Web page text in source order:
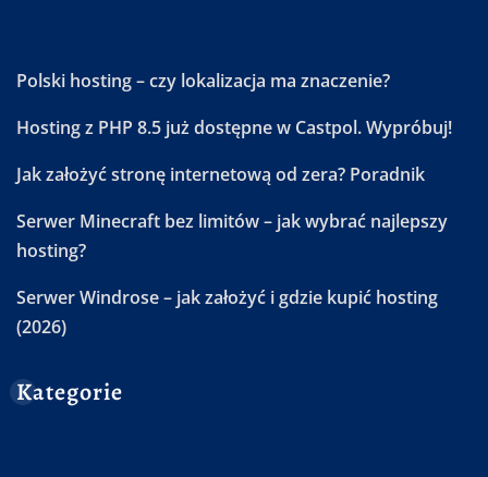
Polski hosting – czy lokalizacja ma znaczenie?
Hosting z PHP 8.5 już dostępne w Castpol. Wypróbuj!
Jak założyć stronę internetową od zera? Poradnik
Serwer Minecraft bez limitów – jak wybrać najlepszy
hosting?
Serwer Windrose – jak założyć i gdzie kupić hosting
(2026)
Kategorie